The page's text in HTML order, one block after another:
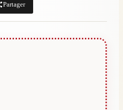
Partager